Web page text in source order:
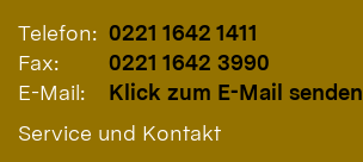
Telefon: 0221 1642 1411
Fax:
0221 1642 3990
E-Mail:
Klick zum E-Mail senden
Service und Kontakt